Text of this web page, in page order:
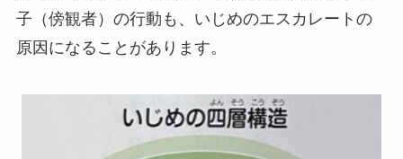
子（傍観者）の行動も、いじめのエスカレートの
原因になることがあります。